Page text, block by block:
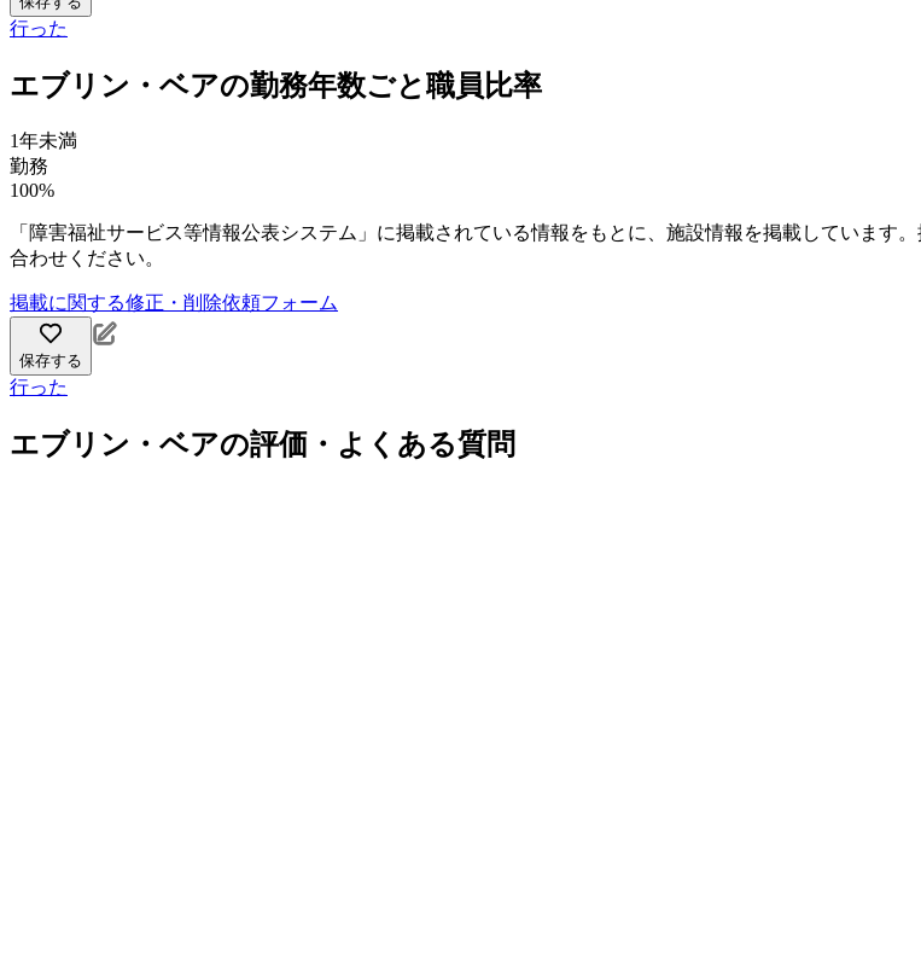
行った
エブリン・ベアの勤務年数ごと職員比率
1年未満
勤務
100%
「障害福祉サービス等情報公表システム」に掲載されている情報をもとに、施設情報を掲載していま
合わせください。
掲載に関する修正・削除依頼フォーム
保存する
行った
エブリン・ベアの評価・よくある質問